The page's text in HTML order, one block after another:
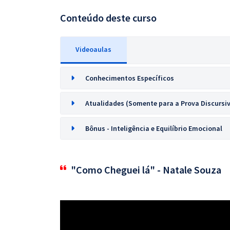
Conteúdo deste curso
Videoaulas
Conhecimentos Específicos
Atualidades (Somente para a Prova
Bônus - Inteligência e Equilíbrio Emocional
"Como Cheguei lá" - Natale Souza